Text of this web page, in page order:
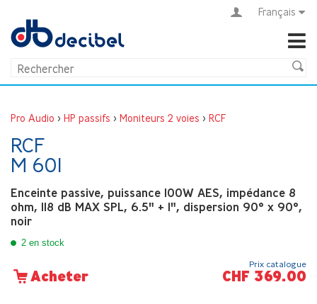
Français
Pro Audio > HP passifs > Moniteurs 2 voies > RCF
RCF
M 601
Enceinte passive, puissance 100W AES, impédance 8
ohm, 118 dB MAX SPL, 6.5" + 1", dispersion 90° x 90°,
noir
2 en stock
Acheter
Prix catalogue
CHF 369.00